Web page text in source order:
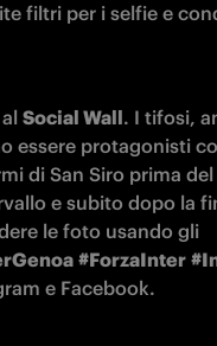
filtri per i selfie e
Social Wall. I tifosi,
essere protagonisti
di San Siro prima
e subito dopo la
le foto usando gli
#ForzaInter
e Facebook.